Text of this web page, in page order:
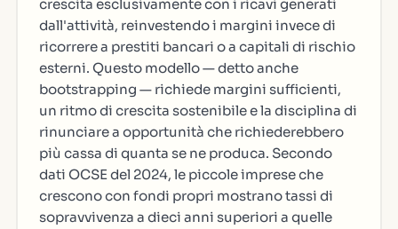
crescita esclusivamente con i ricavi generati
dall'attività, reinvestendo i margini invece di
ricorrere a prestiti bancari o a capitali di rischio
esterni. Questo modello — detto anche
bootstrapping — richiede margini sufficienti,
un ritmo di crescita sostenibile e la disciplina di
rinunciare a opportunità che richiederebbero
più cassa di quanta se ne produca. Secondo
dati OCSE del 2024, le piccole imprese che
crescono con fondi propri mostrano tassi di
sopravvivenza a dieci anni superiori a quelle